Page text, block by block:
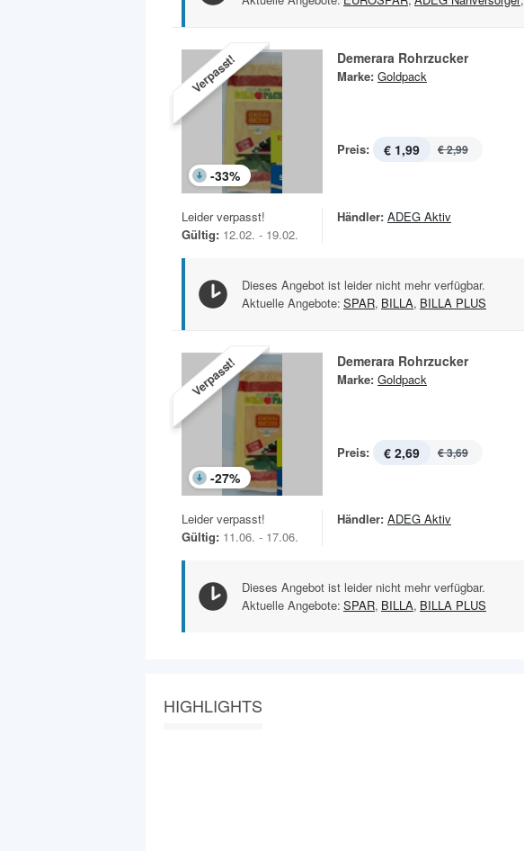
Verpasst!
-33%
Demerara Rohrzucker
Marke: Goldpack
Preis: € 1,99 € 2,99
Leider verpasst!
Gültig: 12.02. - 19.02.
Händler: ADEG Aktiv
Dieses Angebot ist leider nicht mehr verfügbar.
Aktuelle Angebote: SPAR, BILLA, BILLA PLUS
Verpasst!
-27%
Demerara Rohrzucker
Marke: Goldpack
Preis: € 2,69 € 3,69
Leider verpasst!
Gültig: 11.06. - 17.06.
Händler: ADEG Aktiv
Dieses Angebot ist leider nicht mehr verfügbar.
Aktuelle Angebote: SPAR, BILLA, BILLA PLUS
HIGHLIGHTS